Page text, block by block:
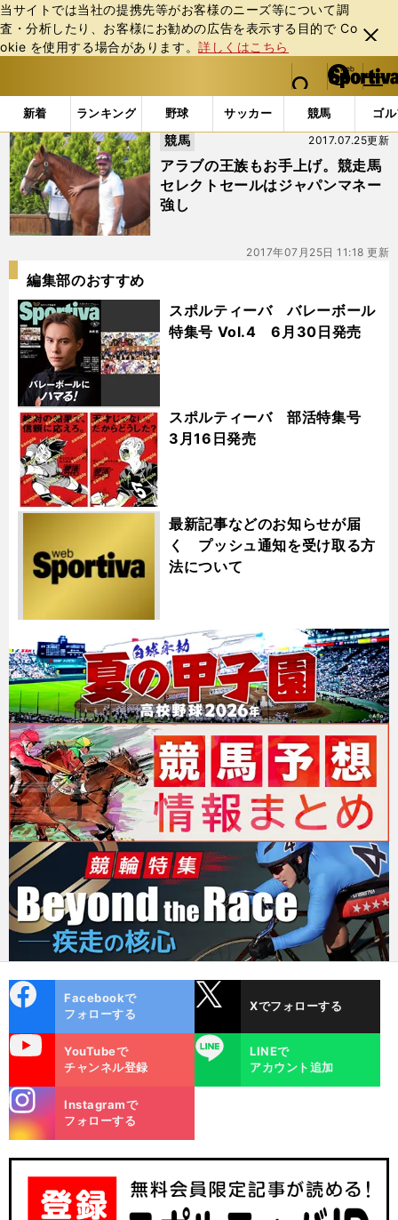
当サイトでは当社の提携先等がお客様のニーズ等について調
査・分析したり、お客様にお勧めの広告を表⽰する⽬的で Co
okie を使⽤する場合があります。詳しくはこちら
閉じ
る
web Sportiva (webスポルティーバ)
検索
マイペ
ー
ジ
メニュ
新着 ランキング 野球 サッカー 競馬 ゴ
b
ス
ポ
ル
テ
ィ
ー
バ
「#September」の最新ニュース・ 情報
アラブの王族もお手上げ。競走馬
セレクトセールはジャパンマネー
強し
2017.07.25更新
競馬
2017年07月25日 11:18 更新
編集部のおすすめ
スポルティーバ バレーボール
特集号 Vol.4 6月30日発売
スポルティーバ 部活特集号
3月16日発売
最新記事などのお知らせが届
く プッシュ通知を受け取る方
法について
ok
Facebookで
フォローする
Xでフォローする
YouTubeで
チャンネル登録
LINE
LINEで
アカウント追加
m
Instagramで
フォローする